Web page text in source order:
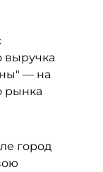
выручка
— на
рынка
город